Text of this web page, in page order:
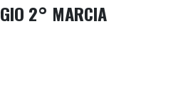
2° MARCIA